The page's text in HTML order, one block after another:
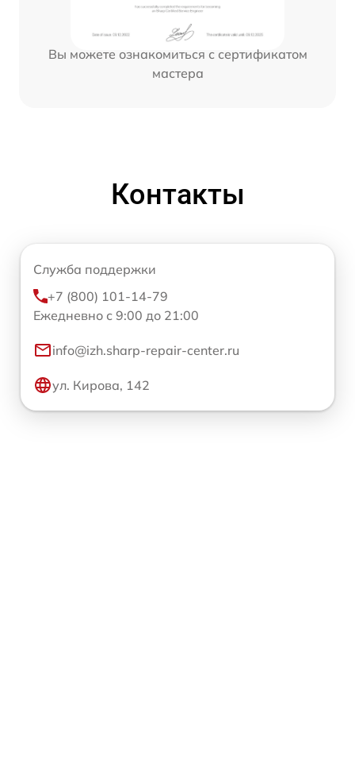
Вы можете ознакомиться с сертификатом
мастера
Контакты
Служба поддержки
+7 (800) 101-14-79
Ежедневно с 9:00 до 21:00
info@izh.sharp-repair-center.ru
ул. Кирова, 142